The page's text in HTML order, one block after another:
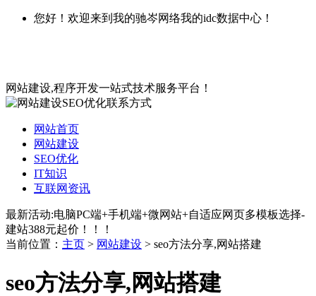
您好！欢迎来到我的驰岑网络我的idc数据中心！
网站建设,程序开发一站式技术服务平台！
网站首页
网站建设
SEO优化
IT知识
互联网资讯
最新活动:电脑PC端+手机端+微网站+自适应网页多模板选择-
建站388元起价！！！
当前位置： 主页 > 网站建设 > seo方法分享,网站搭建
seo方法分享,网站搭建